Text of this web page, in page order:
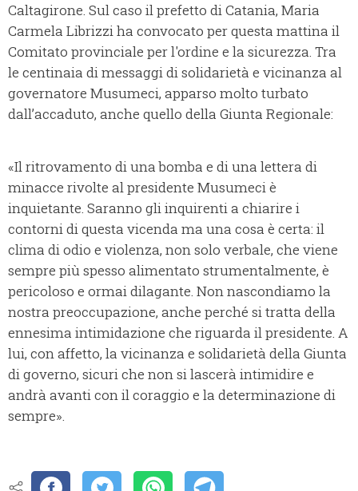
Caltagirone. Sul caso il prefetto di Catania, Maria
Carmela Librizzi ha convocato per questa mattina il
Comitato provinciale per l'ordine e la sicurezza. Tra
le centinaia di messaggi di solidarietà e vicinanza al
governatore Musumeci, apparso molto turbato
dall’accaduto, anche quello della Giunta Regionale:
«Il ritrovamento di una bomba e di una lettera di
minacce rivolte al presidente Musumeci è
inquietante. Saranno gli inquirenti a chiarire i
contorni di questa vicenda ma una cosa è certa: il
clima di odio e violenza, non solo verbale, che viene
sempre più spesso alimentato strumentalmente, è
pericoloso e ormai dilagante. Non nascondiamo la
nostra preoccupazione, anche perché si tratta della
ennesima intimidazione che riguarda il presidente. A
lui, con affetto, la vicinanza e solidarietà della Giunta
di governo, sicuri che non si lascerà intimidire e
andrà avanti con il coraggio e la determinazione di
sempre».